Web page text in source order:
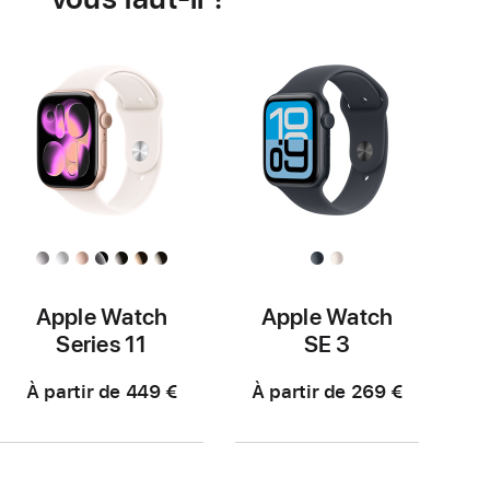
Apple Watch
Series 11
À partir de 449 €
Apple Watch
SE 3
À partir de 269 €